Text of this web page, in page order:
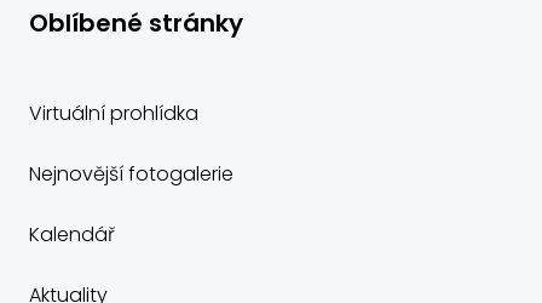
Oblíbené stránky
Virtuální prohlídka
Nejnovější fotogalerie
Kalendář
Aktuality